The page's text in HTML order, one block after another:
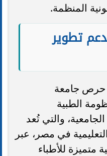
المنظمة.
تطوير
حرص جامعة
الطبية
والتي تُعد
في مصر، عبر
متميزة للأطباء